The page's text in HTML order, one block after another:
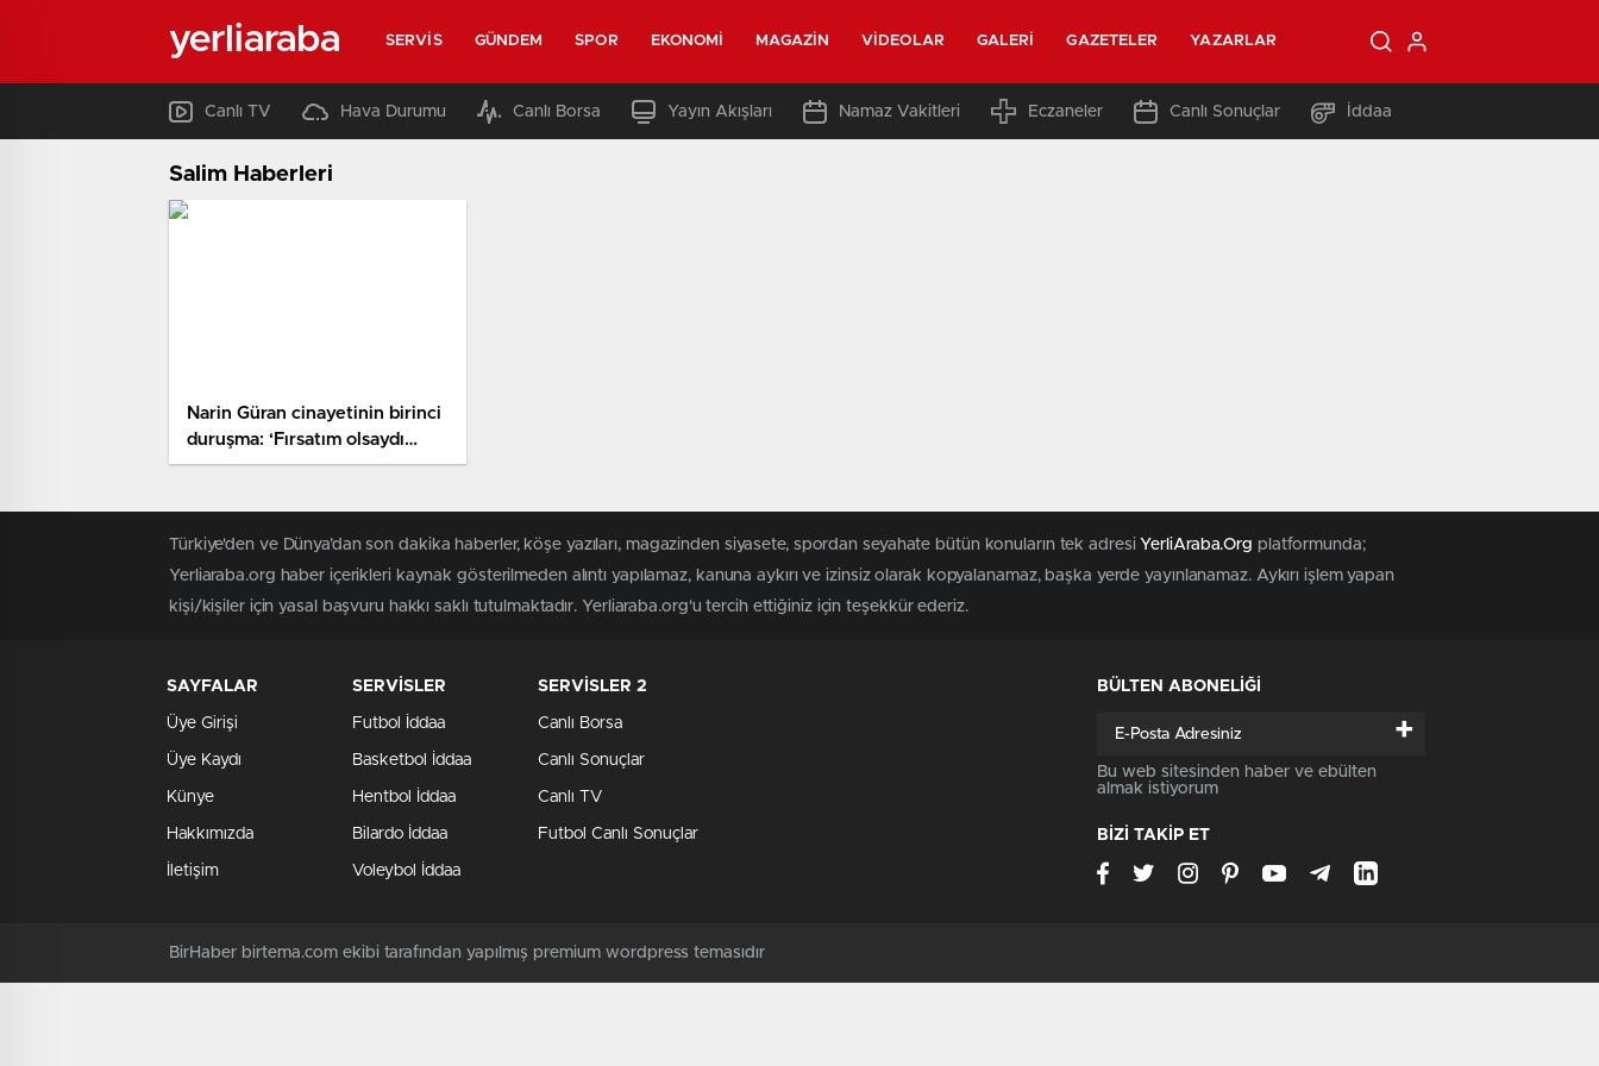
yerliaraba SERVIS GÜNDEM SPOR EKONOMI MAGAZIN VIDEOLAR GALERI GAZETELER YAZARLAR
Canlı TV Hava Durumu Canlı Borsa Yayın Akışları Namaz Vakitleri Eczaneler Canlı Sonuçlar İddaa
Salim Haberleri
Narin Güran cinayetinin birinci
duruşma: ‘Fırsatım olsaydı
cesedi çıkarıp yola
Türkiye'den ve Dünya’dan son dakika haberler, köşe yazıları, magazinden siyasete, spordan seyahate bütün konuların tek adresi YerliAraba.Org platformunda;
Yerliaraba.org haber içerikleri kaynak gösterilmeden alıntı yapılamaz, kanuna aykırı ve izinsiz olarak kopyalanamaz, başka yerde yayınlanamaz. Aykırı işlem yapan
kişi/kişiler için yasal başvuru hakkı saklı tutulmaktadır. Yerliaraba.org'u tercih ettiğiniz için teşekkür ederiz.
SAYFALAR
Üye Girişi
Üye Kaydı
Künye
Hakkımızda
İletişim
SERVİSLER
Futbol İddaa
Basketbol İddaa
Hentbol İddaa
Bilardo İddaa
Voleybol İddaa
SERVİSLER 2
Canlı Borsa
Canlı Sonuçlar
Canlı TV
Futbol Canlı Sonuçlar
BÜLTEN ABONELİĞİ
+
Bu web sitesinden haber ve ebülten
almak istiyorum
BİZİ TAKİP ET
BirHaber birtema.com ekibi tarafından yapılmış premium wordpress temasıdır